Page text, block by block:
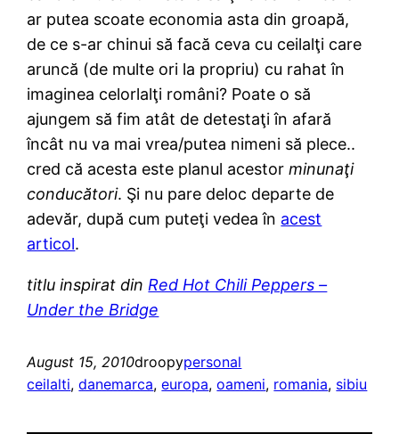
ar putea scoate economia asta din groapă,
de ce s-ar chinui să facă ceva cu ceilalţi care
aruncă (de multe ori la propriu) cu rahat în
imaginea celorlalţi români? Poate o să
ajungem să fim atât de detestaţi în afară
încât nu va mai vrea/putea nimeni să plece..
cred că acesta este planul acestorminunaţi
conducători. Şi nu pare deloc departe de
adevăr, după cum puteţi vedea în acest
articol.
titlu inspirat din Red Hot Chili Peppers –
Under the Bridge
August 15, 2010droopypersonal
ceilalti, danemarca, europa, oameni, romania, sibiu